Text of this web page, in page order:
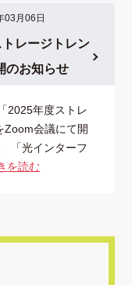
03月06日
レージトレン
のお知らせ
2025年度ストレ
Zoom会議にて開
「光インターフ
を読む